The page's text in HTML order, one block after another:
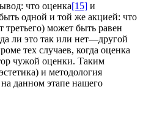
что оценка[15] и
одной и той же акцией: что
может быть равен
ли это так или нет—другой
тех случаев, когда оценка
чужой оценки. Таким
и методология
данном этапе нашего